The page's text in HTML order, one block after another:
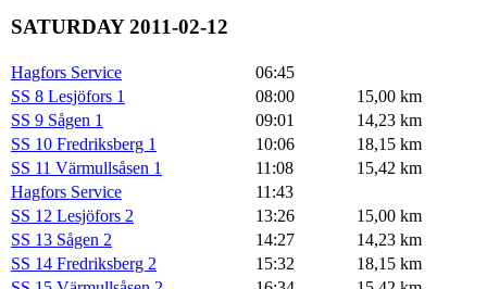
SATURDAY 2011-02-12
Hagfors Service
06:45
SS 8 Lesjöfors 1
08:00
15,00 km
SS 9 Sågen 1
09:01
14,23 km
SS 10 Fredriksberg 1
10:06
18,15 km
SS 11 Värmullsåsen 1
11:08
15,42 km
Hagfors Service
11:43
SS 12 Lesjöfors 2
13:26
15,00 km
SS 13 Sågen 2
14:27
14,23 km
SS 14 Fredriksberg 2
15:32
18,15 km